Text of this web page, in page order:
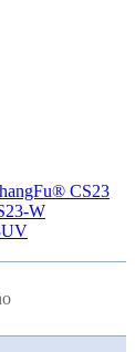
CS23
W